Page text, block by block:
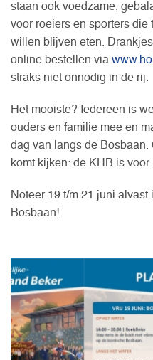
staan ook voedzame,
voor roeiers en sporters die
willen blijven eten.
online bestellen via
straks niet onnodig in de rij.
Het mooiste? Iedereen is
ouders en familie mee en
dag van langs de Bosbaan.
komt kijken: de KHB is
Noteer 19 t/m 21 juni
Bosbaan!